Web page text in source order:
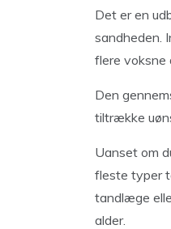
Det er en
sandheden.
flere voksne
Den
tiltrække
Uanset om
fleste typer
tandlæge
alder.